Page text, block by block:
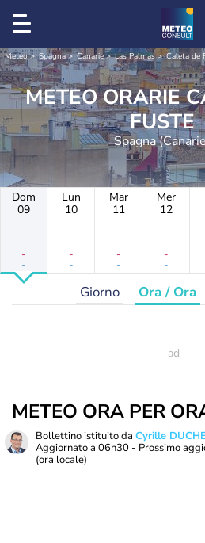
Meteo Spagna Canarie Las Palmas Caleta de
METEO ORARIE CALETA DE
FUSTE
Spagna
Dom
09
-
-
Lun
10
-
-
Mar
11
-
-
Mer
12
-
-
Giorno Ora / Ora
METEO ORA PER
Bollettino istituito da Cyrille
Aggiornato a 06h30 - Prossimo
(ora locale)